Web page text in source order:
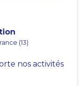
(13)
nos activités